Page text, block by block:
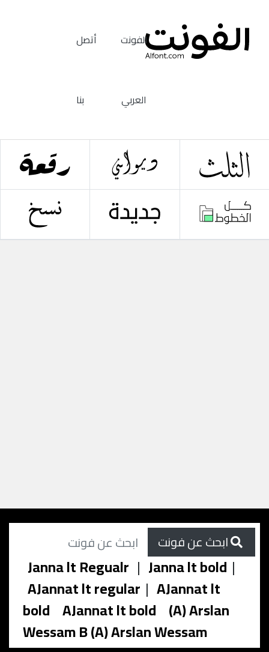
الفونت
العربي
أتصل
بنا
Janna lt Regualr | Janna lt bold |
AJannat lt regular | AJannat lt
bold AJannat lt bold (A) Arslan
Wessam B (A) Arslan Wessam